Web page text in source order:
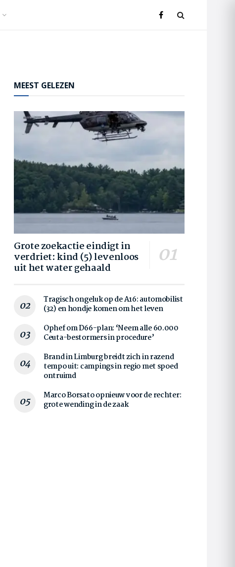
MEEST GELEZEN
Grote zoekactie eindigt in
verdriet: kind (5) levenloos
uit het water gehaald
Tragisch ongeluk op de A16: automobilist
(32) en hondje komen om het leven
Ophef om D66-plan: ‘Neem alle 60.000
Ceuta-bestormers in procedure’
Brand in Limburg breidt zich in razend
tempo uit: campings in regio met spoed
ontruimd
Marco Borsato opnieuw voor de rechter:
grote wending in de zaak